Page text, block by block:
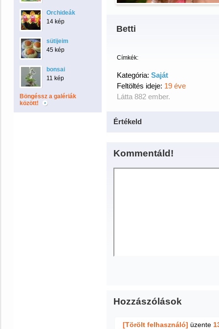
Orchideák
14 kép
sütijeim
45 kép
bonsai
11 kép
Böngéssz a galériák
között!
Betti
Címkék:
Kategória: Saját
Feltöltés ideje: 19 éve
Látta 882 ember.
Értékeld
Kommentáld!
Hozzászólások
[Törölt felhasználó] üzente